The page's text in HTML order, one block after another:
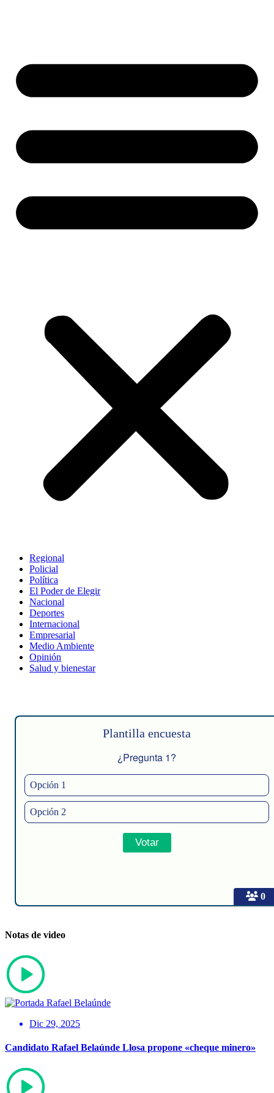
Regional
Policial
Política
El Poder de Elegir
Nacional
Deportes
Internacional
Empresarial
Medio Ambiente
Opinión
Salud y bienestar
0
Plantilla encuesta
¿Pregunta 1?
Opción 1
Opción 2
Notas de video
Dic 29, 2025
Candidato Rafael Belaúnde Llosa propone «cheque minero»